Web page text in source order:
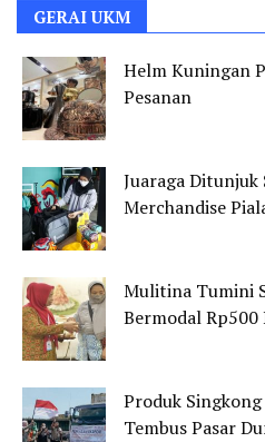
GERAI UKM
Helm Kuningan
Pesanan
Juaraga Ditunjuk
Merchandise
Mulitina Tumini
Bermodal Rp500
Produk
Tembus Pasar